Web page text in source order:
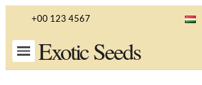
+00 123 4567
Exotic Seeds